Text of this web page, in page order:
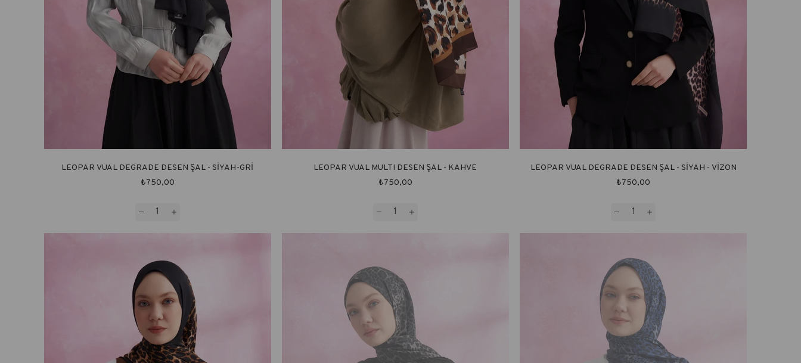
LEOPAR VUAL DEGRADE DESEN ŞAL - SİYAH-GRİ
₺750,00
LEOPAR VUAL MULTI DESEN ŞAL - KAHVE
₺750,00
LEOPAR VUAL DEGRADE DESEN ŞAL - SİYAH - VİZON
₺750,00